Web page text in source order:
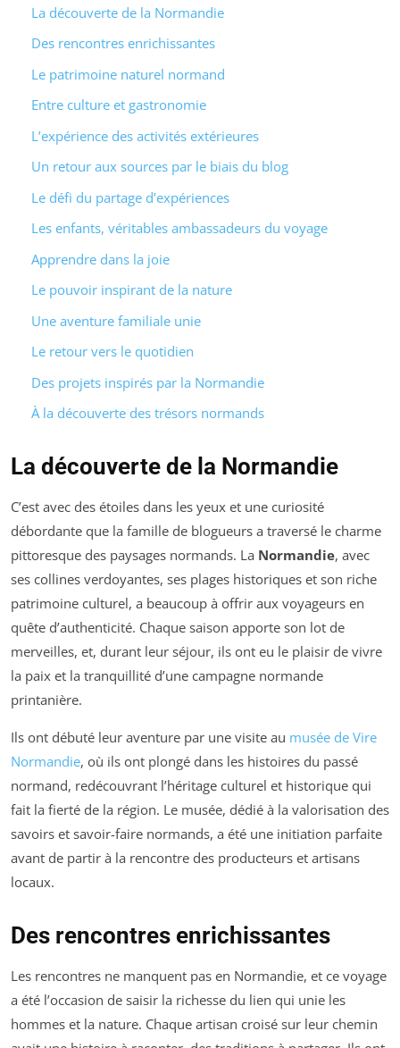
La découverte de la Normandie
Des rencontres enrichissantes
Le patrimoine naturel normand
Entre culture et gastronomie
L’expérience des activités extérieures
Un retour aux sources par le biais du blog
Le défi du partage d’expériences
Les enfants, véritables ambassadeurs du voyage
Apprendre dans la joie
Le pouvoir inspirant de la nature
Une aventure familiale unie
Le retour vers le quotidien
Des projets inspirés par la Normandie
À la découverte des trésors normands
La découverte de la Normandie
C’est avec des étoiles dans les yeux et une curiosité
débordante que la famille de blogueurs a traversé le charme
pittoresque des paysages normands. La Normandie, avec
ses collines verdoyantes, ses plages historiques et son riche
patrimoine culturel, a beaucoup à offrir aux voyageurs en
quête d’authenticité. Chaque saison apporte son lot de
merveilles, et, durant leur séjour, ils ont eu le plaisir de vivre
la paix et la tranquillité d’une campagne normande
printanière.
Ils ont débuté leur aventure par une visite au musée de Vire
Normandie, où ils ont plongé dans les histoires du passé
normand, redécouvrant l’héritage culturel et historique qui
fait la fierté de la région. Le musée, dédié à la valorisation des
savoirs et savoir-faire normands, a été une initiation parfaite
avant de partir à la rencontre des producteurs et artisans
locaux.
Des rencontres enrichissantes
Les rencontres ne manquent pas en Normandie, et ce voyage
a été l’occasion de saisir la richesse du lien qui unie les
hommes et la nature. Chaque artisan croisé sur leur chemin